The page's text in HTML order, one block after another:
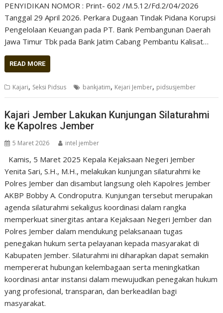
PENYIDIKAN NOMOR : Print- 602 /M.5.12/Fd.2/04/2026
Tanggal 29 April 2026. Perkara Dugaan Tindak Pidana Korupsi
Pengelolaan Keuangan pada PT. Bank Pembangunan Daerah
Jawa Timur Tbk pada Bank Jatim Cabang Pembantu Kalisat…
READ MORE
Kajari, Seksi Pidsus bankjatim, Kejari Jember, pidsusjember
Kajari Jember Lakukan Kunjungan Silaturahmi
ke Kapolres Jember
5 Maret 2026 intel jember
Kamis, 5 Maret 2025 Kepala Kejaksaan Negeri Jember
Yenita Sari, S.H., M.H., melakukan kunjungan silaturahmi ke
Polres Jember dan disambut langsung oleh Kapolres Jember
AKBP Bobby A. Condroputra. Kunjungan tersebut merupakan
agenda silaturahmi sekaligus koordinasi dalam rangka
memperkuat sinergitas antara Kejaksaan Negeri Jember dan
Polres Jember dalam mendukung pelaksanaan tugas
penegakan hukum serta pelayanan kepada masyarakat di
Kabupaten Jember. Silaturahmi ini diharapkan dapat semakin
mempererat hubungan kelembagaan serta meningkatkan
koordinasi antar instansi dalam mewujudkan penegakan hukum
yang profesional, transparan, dan berkeadilan bagi
masyarakat.